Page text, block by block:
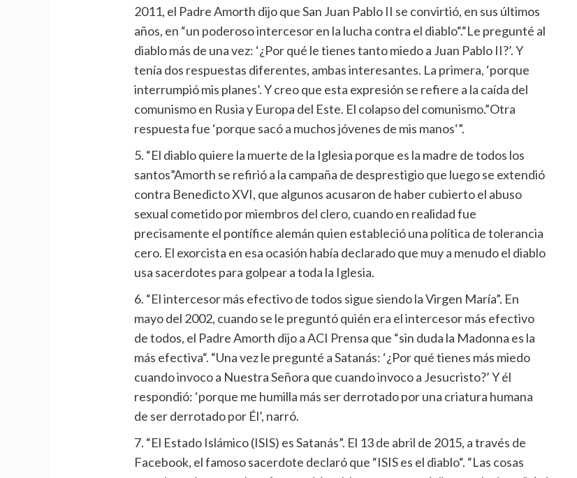
2011, el Padre Amorth dijo que San Juan Pablo II se convirtió, en sus últimos
años, en “un poderoso intercesor en la lucha contra el diablo“.“Le pregunté al
diablo más de una vez: ‘¿Por qué le tienes tanto miedo a Juan Pablo II?’. Y
tenía dos respuestas diferentes, ambas interesantes. La primera, ‘porque
interrumpió mis planes’. Y creo que esta expresión se refiere a la caída del
comunismo en Rusia y Europa del Este. El colapso del comunismo.”Otra
respuesta fue ‘porque sacó a muchos jóvenes de mis manos‘”.
5. “El diablo quiere la muerte de la Iglesia porque es la madre de todos los
santos”Amorth se refirió a la campaña de desprestigio que luego se extendió
contra Benedicto XVI, que algunos acusaron de haber cubierto el abuso
sexual cometido por miembros del clero, cuando en realidad fue
precisamente el pontífice alemán quien estableció una política de tolerancia
cero. El exorcista en esa ocasión había declarado que muy a menudo el diablo
usa sacerdotes para golpear a toda la Iglesia.
6. “El intercesor más efectivo de todos sigue siendo la Virgen María”. En
mayo del 2002, cuando se le preguntó quién era el intercesor más efectivo
de todos, el Padre Amorth dijo a ACI Prensa que “sin duda la Madonna es la
más efectiva“. “Una vez le pregunté a Satanás: ‘¿Por qué tienes más miedo
cuando invoco a Nuestra Señora que cuando invoco a Jesucristo?’ Y él
respondió: ‘porque me humilla más ser derrotado por una criatura humana
de ser derrotado por Él’, narró.
7. “El Estado Islámico (ISIS) es Satanás”. El 13 de abril de 2015, a través de
Facebook, el famoso sacerdote declaró que “ISIS es el diablo“. “Las cosas